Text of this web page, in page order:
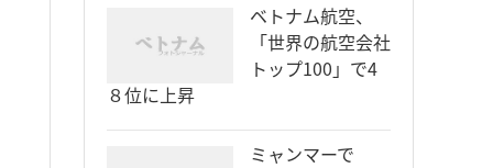
ベトナム航空、
「世界の航空会社
トップ100」で4
８位に上昇
ミャンマーで